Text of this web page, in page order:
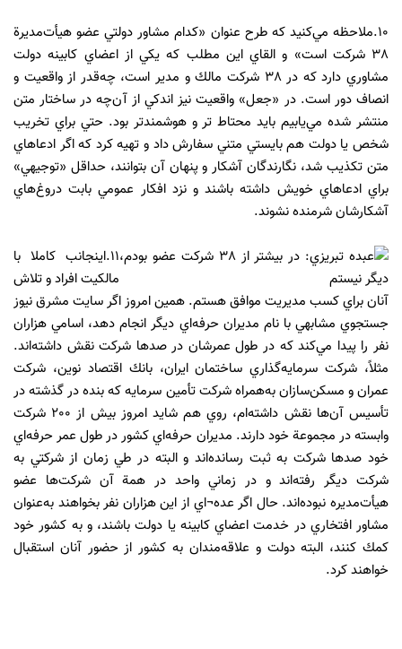
10.ملاحظه مي‌كنيد كه طرح عنوان «كدام مشاور دولتي عضو هيأت‌مديرة
38 شركت است» و القاي اين مطلب كه يكي از اعضاي كابينه دولت
مشاوري دارد كه در 38 شركت مالك و مدير است، چه‌قدر از واقعيت و
انصاف دور است. در «جعل» واقعيت نيز اندكي از آن‌چه در ساختار متن
منتشر شده مي‌يابيم بايد محتاط‌ تر و هوشمندتر بود. حتي براي تخريب
شخص يا دولت هم بايستي متني سفارش داد و تهيه كرد كه اگر ادعاهاي
متن تكذيب شد، نگارندگان آشكار و پنهان آن بتوانند، حداقل «توجيهي»
براي ادعاهاي خويش داشته باشند و نزد افكار عمومي بابت دروغ‌هاي
آشكارشان شرمنده نشوند.
11.اينجانب كاملا با
مالكيت افراد و تلاش
آنان براي كسب مديريت موافق هستم. همين امروز اگر سايت مشرق نيوز
جستجوي مشابهي با نام مديران حرفه‌اي ديگر انجام دهد، اسامي هزاران
نفر را پيدا مي‌كند كه در طول عمرشان در صدها شركت نقش داشته‌اند.
مثلاً، شركت سرمايه‌گذاري ساختمان ايران، بانك اقتصاد نوين، شركت
عمران و مسكن‌سازان به‌همراه شركت تأمين سرمايه كه بنده در گذشته در
تأسيس آن‌ها نقش داشته‌ام، روي هم شايد امروز بيش از 200 شركت
وابسته در مجموعة خود دارند. مديران حرفه‌اي كشور در طول عمر حرفه‌اي
خود صدها شركت به ثبت رسانده‌اند و البته در طي زمان از شركتي به
شركت ديگر رفته‌اند و در زماني واحد در همة آن‌ شركت‌ها عضو
هيأت‌مديره نبوده‌اند. حال اگر عده¬اي از اين هزاران نفر بخواهند به‌عنوان
مشاور افتخاري در خدمت اعضاي كابينه يا دولت باشند، و به كشور خود
كمك كنند، البته دولت و علاقه‌مندان به كشور از حضور آنان استقبال
خواهند كرد.